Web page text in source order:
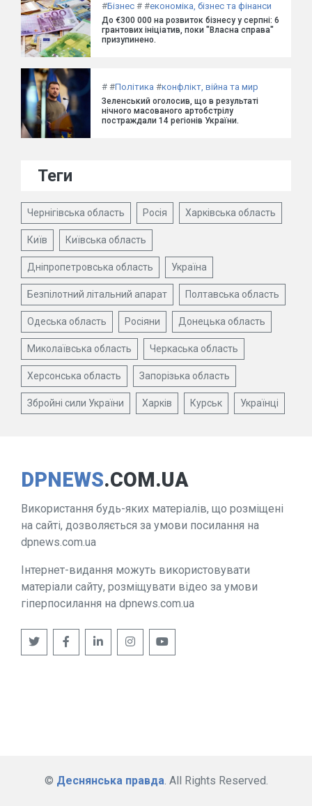
#Бізнес # #економіка, бізнес та фінанси
До €300 000 на розвиток бізнесу у серпні: 6
грантових ініціатив, поки "Власна справа"
призупинено.
# #Політика #конфлікт, війна та мир
Зеленський оголосив, що в результаті
нічного масованого артобстрілу
постраждали 14 регіонів України.
Теги
Чернігівська область Росія Харківська область
Київ Київська область
Дніпропетровська область Україна
Безпілотний літальний апарат Полтавська область
Одеська область Росіяни Донецька область
Миколаївська область Черкаська область
Херсонська область Запорізька область
Збройні сили України Харків Курськ Українці
DPNEWS.COM.UA
Використання будь-яких матеріалів, що розміщені
на сайті, дозволяється за умови посилання на
dpnews.com.ua
Інтернет-видання можуть використовувати
матеріали сайту, розміщувати відео за умови
гіперпосилання на dpnews.com.ua
© Деснянська правда . All Rights Reserved.